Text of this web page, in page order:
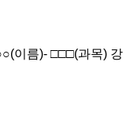
(이름)- □□□(과목) 강